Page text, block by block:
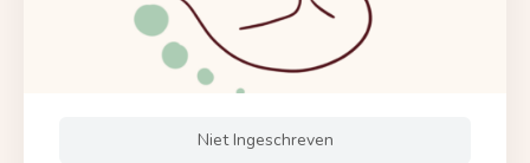
Niet Ingeschreven